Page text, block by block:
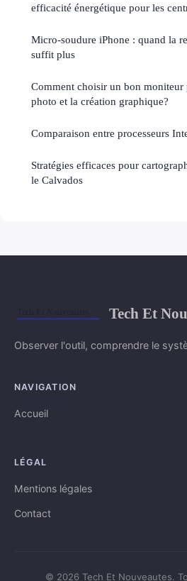
efficacité énergétique pour les
Micro-soudure iPhone : quand la
suffit plus
Comment choisir un bon moniteur
photo et la création graphique?
Comparaison entre processeurs
Stratégies efficaces pour
le Calvados
Tech Et
Observer l'outil, comprendre le
NAVIGATION
Accueil
LÉGAL
Mentions légales
Contact
© 2026 Tech Et Nouveautes.